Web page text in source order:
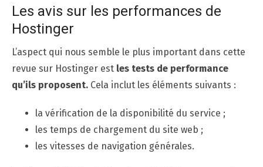
Les avis sur les performances de
Hostinger
L’aspect qui nous semble le plus important dans cette
revue sur Hostinger est les tests de performance
qu’ils proposent. Cela inclut les éléments suivants :
la vérification de la disponibilité du service ;
les temps de chargement du site web ;
les vitesses de navigation générales.